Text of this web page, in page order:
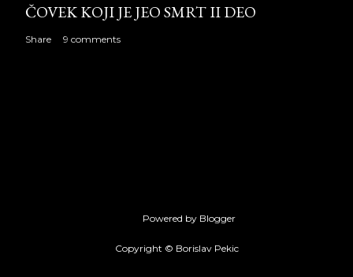
ČOVEK KOJI JE JEO SMRT II DEO
Share 9 comments
Powered by Blogger
Copyright © Borislav Pekic